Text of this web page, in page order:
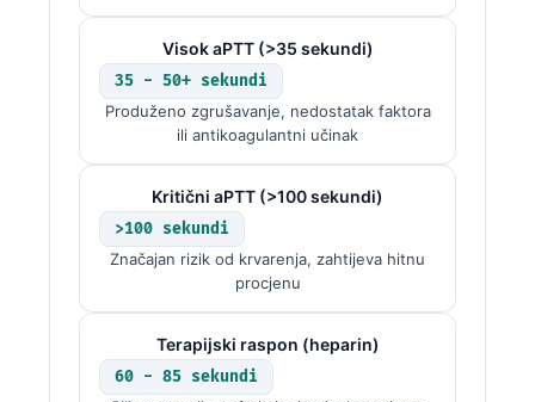
Visok aPTT (>35 sekundi)
35 - 50+ sekundi
Produženo zgrušavanje, nedostatak faktora
ili antikoagulantni učinak
Kritični aPTT (>100 sekundi)
>100 sekundi
Značajan rizik od krvarenja, zahtijeva hitnu
procjenu
Terapijski raspon (heparin)
60 - 85 sekundi